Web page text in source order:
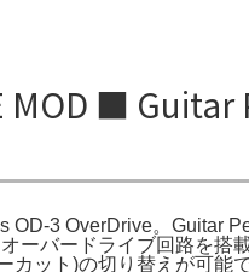
MOD ■
OD-3 OverDrive。Guitar
ーバードライブ回路を
ット)の切り替えが可